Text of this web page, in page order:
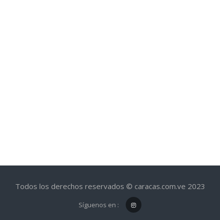
Todos los derechos reservados © caracas.com.ve 2023
Síguenos en :